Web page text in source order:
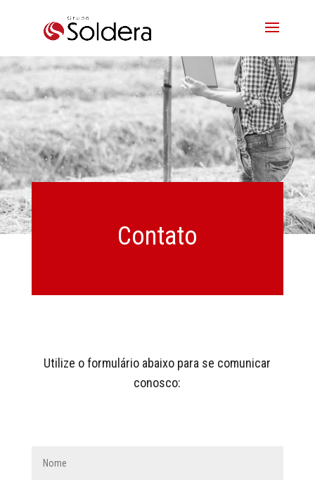
Contato
Utilize o formulário abaixo para se comunicar
conosco: